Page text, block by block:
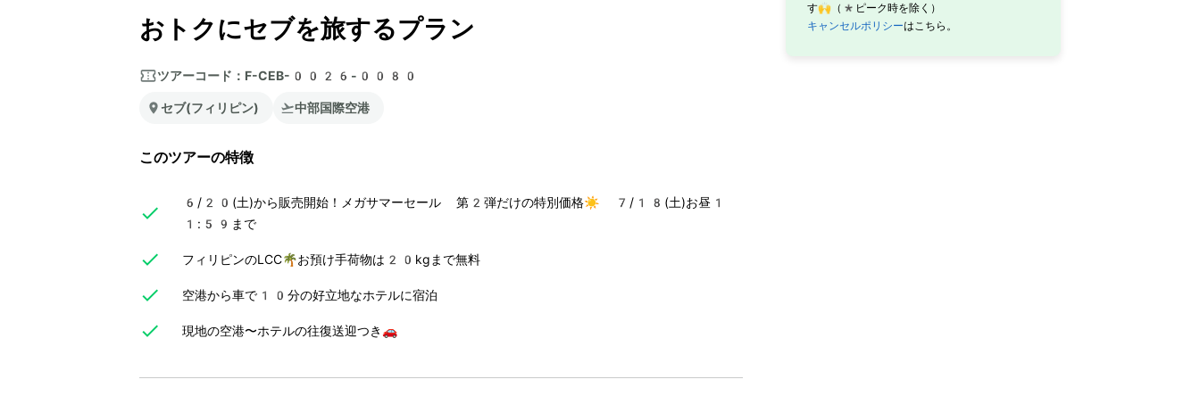
おトクにセブを旅するプラン
ツアーコード： F-CEB-0026-0080
セブ(フィリピン) 中部国際空港
このツアーの特徴
6/20(土)から販売開始！メガサマーセール 第2弾だけの特別価格☀️ 7/18(土)お昼1
1:59まで
フィリピンのLCC🌴お預け手荷物は20kgまで無料
空港から車で10分の好立地なホテルに宿泊
現地の空港〜ホテルの往復送迎つき🚗
す🙌（*ピーク時を除く）
キャンセルポリシーはこちら。